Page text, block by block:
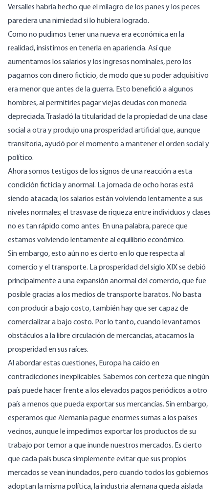
Versalles habría hecho que el milagro de los panes y los peces
pareciera una nimiedad si lo hubiera logrado.
Como no pudimos tener una nueva era económica en la
realidad, insistimos en tenerla en apariencia. Así que
aumentamos los salarios y los ingresos nominales, pero los
pagamos con dinero ficticio, de modo que su poder adquisitivo
era menor que antes de la guerra. Esto benefició a algunos
hombres, al permitirles pagar viejas deudas con moneda
depreciada. Trasladó la titularidad de la propiedad de una clase
social a otra y produjo una prosperidad artificial que, aunque
transitoria, ayudó por el momento a mantener el orden social y
político.
Ahora somos testigos de los signos de una reacción a esta
condición ficticia y anormal. La jornada de ocho horas está
siendo atacada; los salarios están volviendo lentamente a sus
niveles normales; el trasvase de riqueza entre individuos y clases
no es tan rápido como antes. En una palabra, parece que
estamos volviendo lentamente al equilibrio económico.
Sin embargo, esto aún no es cierto en lo que respecta al
comercio y el transporte. La prosperidad del siglo XIX se debió
principalmente a una expansión anormal del comercio, que fue
posible gracias a los medios de transporte baratos. No basta
con producir a bajo costo, también hay que ser capaz de
comercializar a bajo costo. Por lo tanto, cuando levantamos
obstáculos a la libre circulación de mercancías, atacamos la
prosperidad en sus raíces.
Al abordar estas cuestiones, Europa ha caído en
contradicciones inexplicables. Sabemos con certeza que ningún
país puede hacer frente a los elevados pagos periódicos a otro
país a menos que pueda exportar sus mercancías. Sin embargo,
esperamos que Alemania pague enormes sumas a los países
vecinos, aunque le impedimos exportar los productos de su
trabajo por temor a que inunde nuestros mercados. Es cierto
que cada país busca simplemente evitar que sus propios
mercados se vean inundados, pero cuando todos los gobiernos
adoptan la misma política, la industria alemana queda aislada